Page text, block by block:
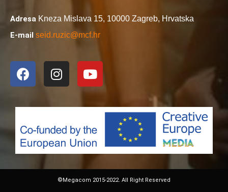
Adresa Kneza Mislava 15, 10000 Zagreb, Hrvatska
E-mail seid.ruzic@mcf.hr
©Megacom 2015-2022. All Right Reserved